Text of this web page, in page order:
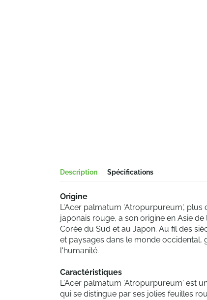
Description Spécifications
Origine
L'Acer palmatum 'Atropurpureum',
japonais rouge, a son origine en Asie
Corée du Sud et au Japon. Au fil des
et paysages dans le monde
l'humanité.
Caractéristiques
L'Acer palmatum 'Atropurpureum' est
qui se distingue par ses jolies feuilles